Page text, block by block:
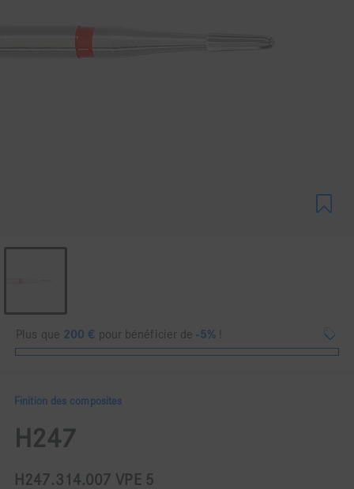
Plus que 200 € pour bénéficier de-5%!
Finition des composites
H247
H247.314.007 VPE 5